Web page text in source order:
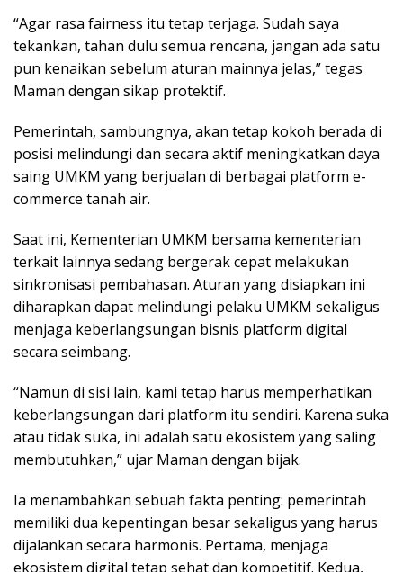
“Agar rasa fairness itu tetap terjaga. Sudah saya
tekankan, tahan dulu semua rencana, jangan ada satu
pun kenaikan sebelum aturan mainnya jelas,” tegas
Maman dengan sikap protektif.
Pemerintah, sambungnya, akan tetap kokoh berada di
posisi melindungi dan secara aktif meningkatkan daya
saing UMKM yang berjualan di berbagai platform e-
commerce tanah air.
Saat ini, Kementerian UMKM bersama kementerian
terkait lainnya sedang bergerak cepat melakukan
sinkronisasi pembahasan. Aturan yang disiapkan ini
diharapkan dapat melindungi pelaku UMKM sekaligus
menjaga keberlangsungan bisnis platform digital
secara seimbang.
“Namun di sisi lain, kami tetap harus memperhatikan
keberlangsungan dari platform itu sendiri. Karena suka
atau tidak suka, ini adalah satu ekosistem yang saling
membutuhkan,” ujar Maman dengan bijak.
Ia menambahkan sebuah fakta penting: pemerintah
memiliki dua kepentingan besar sekaligus yang harus
dijalankan secara harmonis. Pertama, menjaga
ekosistem digital tetap sehat dan kompetitif. Kedua,